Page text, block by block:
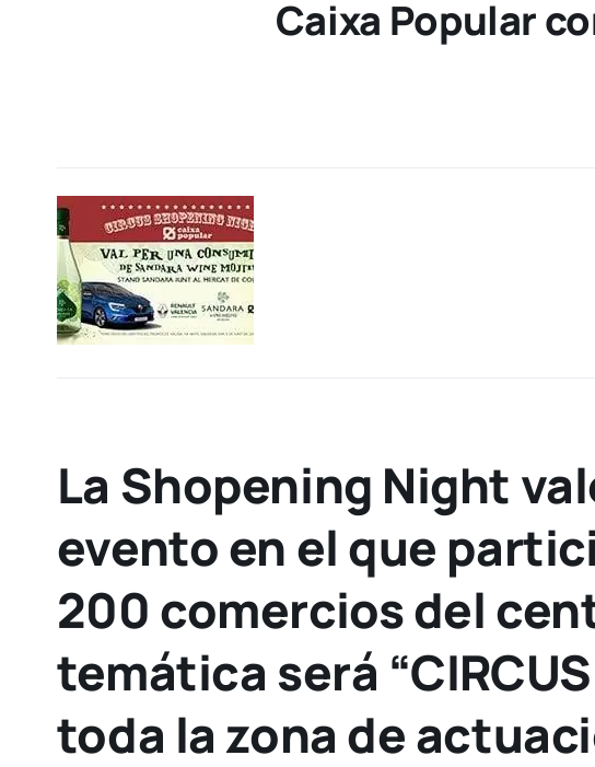
Caixa Popular
La Shopening Night
evento en el que
200 comercios del
temática será
toda la zona de